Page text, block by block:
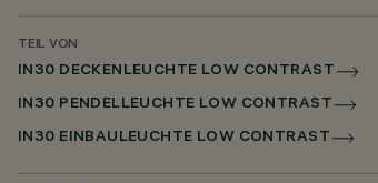
TEIL VON
IN30 DECKENLEUCHTE LOW CONTRAST
IN30 PENDELLEUCHTE LOW CONTRAST
IN30 EINBAULEUCHTE LOW CONTRAST